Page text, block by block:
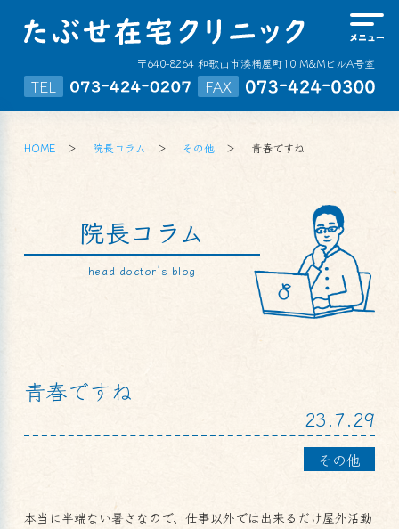
〒640-8264 和歌山市湊桶屋町10 M&MビルA号室
TEL FAX
HOME 院長コラム その他 青春ですね
院長コラム
head doctor’s blog
青春ですね
23.7.29
その他
本当に半端ない暑さなので、仕事以外では出来るだけ屋外活動